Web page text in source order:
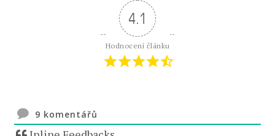
4.1
Hodnocení článku
9 komentářů